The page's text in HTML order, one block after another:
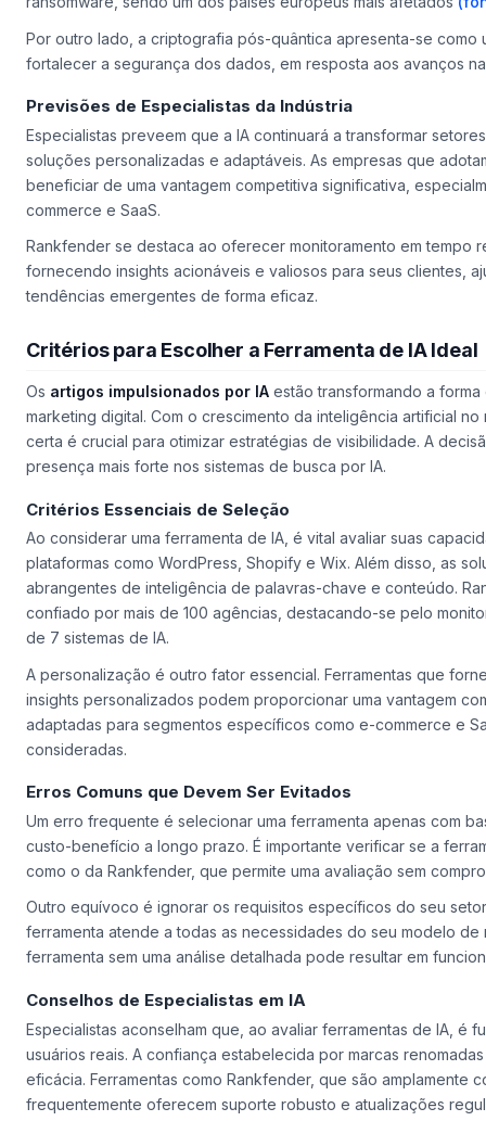
Por outro lado, a criptografia pós-quântica apresenta-se como
fortalecer a segurança dos dados, em resposta aos avanços
Previsões de Especialistas da Indústria
Especialistas preveem que a IA continuará a transformar
soluções personalizadas e adaptáveis. As empresas que
beneficiar de uma vantagem competitiva significativa,
commerce e SaaS.
Rankfender se destaca ao oferecer monitoramento em tempo
fornecendo insights acionáveis e valiosos para seus clientes,
tendências emergentes de forma eficaz.
Critérios para Escolher a Ferramenta de IA Ideal
Os artigos impulsionados por IA estão transformando a
marketing digital. Com o crescimento da inteligência artificial
certa é crucial para otimizar estratégias de visibilidade. A
presença mais forte nos sistemas de busca por IA.
Critérios Essenciais de Seleção
Ao considerar uma ferramenta de IA, é vital avaliar suas
plataformas como WordPress, Shopify e Wix. Além disso, as
abrangentes de inteligência de palavras-chave e conteúdo.
confiado por mais de 100 agências, destacando-se pelo
de 7 sistemas de IA.
A personalização é outro fator essencial. Ferramentas que
insights personalizados podem proporcionar uma vantagem
adaptadas para segmentos específicos como e-commerce e
consideradas.
Erros Comuns que Devem Ser Evitados
Um erro frequente é selecionar uma ferramenta apenas com
custo-benefício a longo prazo. É importante verificar se a
como o da Rankfender, que permite uma avaliação sem
Outro equívoco é ignorar os requisitos específicos do seu
ferramenta atende a todas as necessidades do seu modelo de
ferramenta sem uma análise detalhada pode resultar em
Conselhos de Especialistas em IA
Especialistas aconselham que, ao avaliar ferramentas de IA, é
usuários reais. A confiança estabelecida por marcas
eficácia. Ferramentas como Rankfender, que são amplamente
frequentemente oferecem suporte robusto e atualizações